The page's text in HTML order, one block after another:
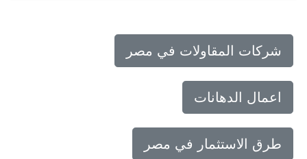
شركات المقاولات في مصر
اعمال الدهانات
طرق الاستثمار في مصر